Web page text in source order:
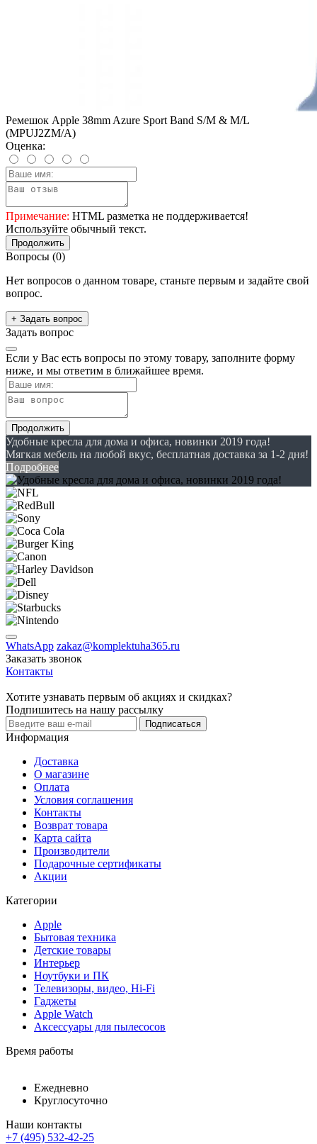
Ремешок Apple 38mm Azure Sport Band S/M & M/L
(MPUJ2ZM/A)
Оценка:
Примечание: HTML разметка не поддерживается!
Используйте обычный текст.
Продолжить
Вопросы (0)
Нет вопросов о данном товаре, станьте первым и задайте свой
вопрос.
+ Задать вопрос
Задать вопрос
Если у Вас есть вопросы по этому товару, заполните форму
ниже, и мы ответим в ближайшее время.
Продолжить
Удобные кресла для дома и офиса, новинки 2019 года!
Мягкая мебель на любой вкус, бесплатная доставка за 1-2 дня!
Подробнее
WhatsApp zakaz@komplektuha365.ru
Заказать звонок
Контакты
Хотите узнавать первым об акциях и скидках?
Подпишитесь на нашу рассылку
Подписаться
Информация
Доставка
О магазине
Оплата
Условия соглашения
Контакты
Возврат товара
Карта сайта
Производители
Подарочные сертификаты
Акции
Категории
Apple
Бытовая техника
Детские товары
Интерьер
Ноутбуки и ПК
Телевизоры, видео, Hi-Fi
Гаджеты
Apple Watch
Аксессуары для пылесосов
Время работы
Ежедневно
Круглосуточно
Наши контакты
+7 (495) 532-42-25